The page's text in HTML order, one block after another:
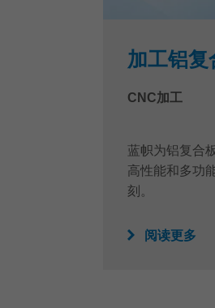
加工铝复
CNC加工
蓝帜为铝复合
高性能和多功
刻。
阅读更多